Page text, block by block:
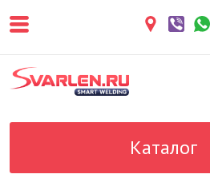
более 3 рабочих дней.
поставки в магазин:
дня.
Данный товар
уточните у менеджера.
Каталог